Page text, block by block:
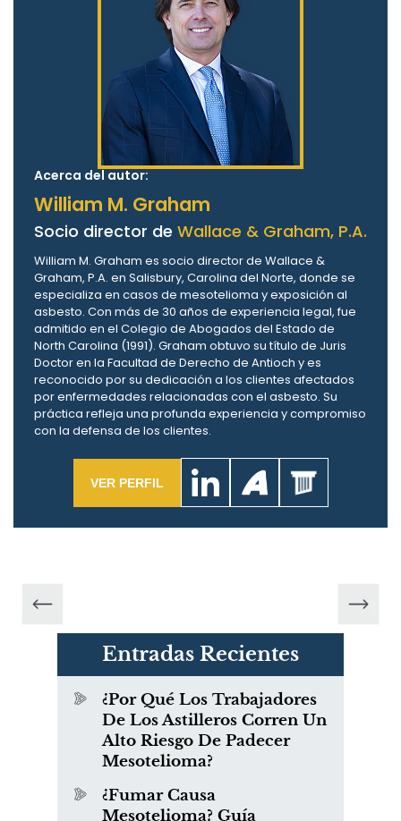
Acerca del autor:
William M. Graham
Socio director de Wallace & Graham, P.A.
William M. Graham es socio director de Wallace &
Graham, P.A. en Salisbury, Carolina del Norte, donde se
especializa en casos de mesotelioma y exposición al
asbesto. Con más de 30 años de experiencia legal, fue
admitido en el Colegio de Abogados del Estado de
North Carolina (1991). Graham obtuvo su título de Juris
Doctor en la Facultad de Derecho de Antioch y es
reconocido por su dedicación a los clientes afectados
por enfermedades relacionadas con el asbesto. Su
práctica refleja una profunda experiencia y compromiso
con la defensa de los clientes.
VER PERFIL
Entradas Recientes
¿Por Qué Los Trabajadores
De Los Astilleros Corren Un
Alto Riesgo De Padecer
Mesotelioma?
¿Fumar Causa
Mesotelioma? Guía